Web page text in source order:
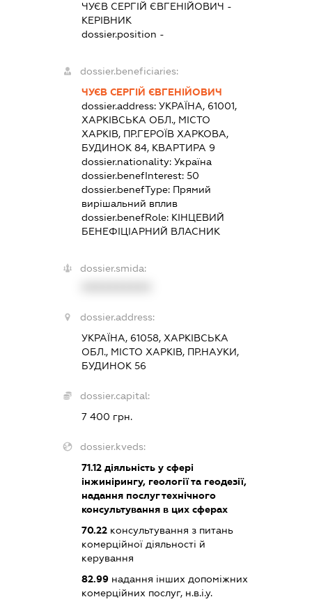
ЧУЄВ СЕРГІЙ ЄВГЕНІЙОВИЧ -
КЕРІВНИК
dossier.position -
dossier.beneficiaries:
ЧУЄВ СЕРГІЙ ЄВГЕНІЙОВИЧ
dossier.address:УКРАЇНА, 61001,
ХАРКІВСЬКА ОБЛ., МІСТО
ХАРКІВ, ПР.ГЕРОЇВ ХАРКОВА,
БУДИНОК 84, КВАРТИРА 9
dossier.nationality:Україна
dossier.benefInterest:50
dossier.benefType: Прямий
вирішальний вплив
dossier.benefRole: КІНЦЕВИЙ
БЕНЕФІЦІАРНИЙ ВЛАСНИК
dossier.smida:
dossier.address:
УКРАЇНА, 61058, ХАРКІВСЬКА
ОБЛ., МІСТО ХАРКІВ, ПР.НАУКИ,
БУДИНОК 56
dossier.capital:
7 400 грн.
dossier.kveds:
71.12 діяльність у сфері
інжинірингу, геології та геодезії,
надання послуг технічного
консультування в цих сферах
70.22 консультування з питань
комерційної діяльності й
керування
82.99 надання інших допоміжних
комерційних послуг, н.в.і.у.